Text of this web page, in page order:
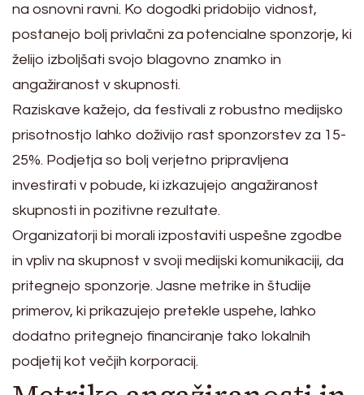
na osnovni ravni. Ko dogodki pridobijo vidnost,
postanejo bolj privlačni za potencialne sponzorje, ki
želijo izboljšati svojo blagovno znamko in
angažiranost v skupnosti.
Raziskave kažejo, da festivali z robustno medijsko
prisotnostjo lahko doživijo rast sponzorstev za 15-
25%. Podjetja so bolj verjetno pripravljena
investirati v pobude, ki izkazujejo angažiranost
skupnosti in pozitivne rezultate.
Organizatorji bi morali izpostaviti uspešne zgodbe
in vpliv na skupnost v svoji medijski komunikaciji, da
pritegnejo sponzorje. Jasne metrike in študije
primerov, ki prikazujejo pretekle uspehe, lahko
dodatno pritegnejo financiranje tako lokalnih
podjetij kot večjih korporacij.